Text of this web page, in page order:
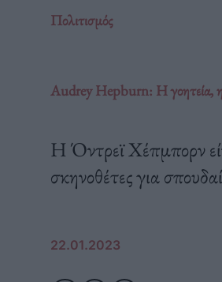
Πολιτισμός
Audrey Hepburn: H γοητεία, η
Η Όντρεϊ Χέπμπορν
σκηνοθέτες για
22.01.2023